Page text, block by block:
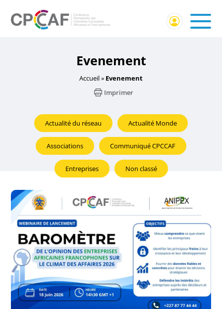
Evenement
Accueil» Evenement
Imprimer
Actualité du réseau Actualité Monde
Associations Communiqué CPCCAF
Entreprises Non classé